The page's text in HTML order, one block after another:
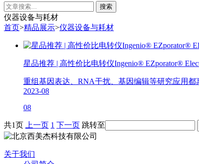
仪器设备与耗材
首页>精品展示>仪器设备与耗材
星品推荐 | 高性价比电转仪Ingenio® EZporator®
重组基因表达、RNA干扰、基因编辑等研究应用
2023-08
08
共1页 上一页 1 下一页 跳转至
关于我们